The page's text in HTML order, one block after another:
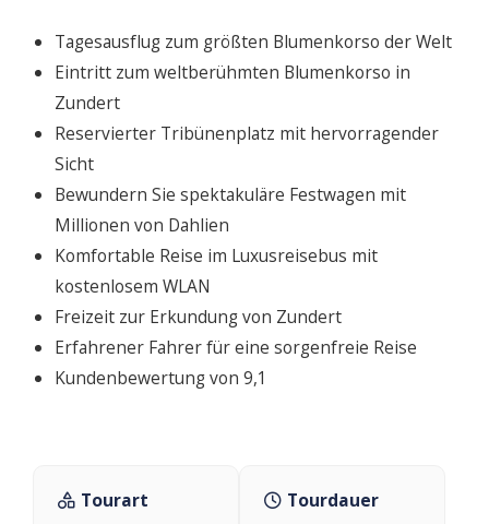
Tagesausflug zum größten Blumenkorso der Welt
Eintritt zum weltberühmten Blumenkorso in
Zundert
Reservierter Tribünenplatz mit hervorragender
Sicht
Bewundern Sie spektakuläre Festwagen mit
Millionen von Dahlien
Komfortable Reise im Luxusreisebus mit
kostenlosem WLAN
Freizeit zur Erkundung von Zundert
Erfahrener Fahrer für eine sorgenfreie Reise
Kundenbewertung von 9,1
Tourart
Tourdauer